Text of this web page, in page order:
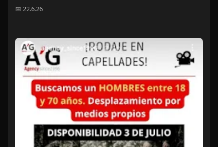
📅 22.6.26